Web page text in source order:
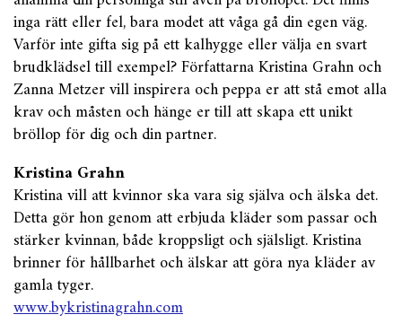
inga rätt eller fel, bara modet att våga gå din egen väg.
Varför inte gifta sig på ett kalhygge eller välja en svart
brudklädsel till exempel? Författarna Kristina Grahn och
Zanna Metzer vill inspirera och peppa er att stå emot alla
krav och måsten och hänge er till att skapa ett unikt
bröllop för dig och din partner.
Kristina Grahn
Kristina vill att kvinnor ska vara sig själva och älska det.
Detta gör hon genom att erbjuda kläder som passar och
stärker kvinnan, både kroppsligt och själsligt. Kristina
brinner för hållbarhet och älskar att göra nya kläder av
gamla tyger.
www.bykristinagrahn.com